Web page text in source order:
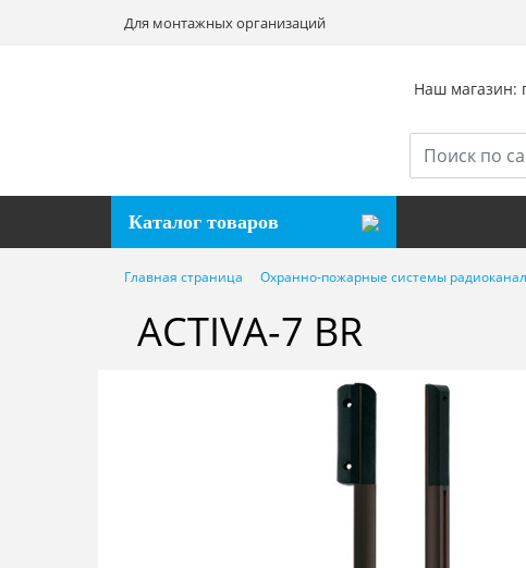
Для монтажных организаций
Наш магазин:
Каталог товаров
Главная страница Охранно-пожарные системы
ACTIVA-7 BR